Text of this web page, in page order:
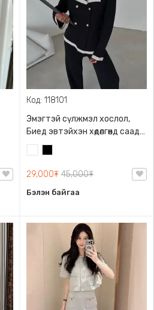
Код: 118101
Эмэгтэй сүлжмэл хослол,
Биед эвтэйхэн хөдөлгөөнд саад
учруулахгүй сул өмсгөлтэй
29,000₮ 45,000₮
Бэлэн байгаа